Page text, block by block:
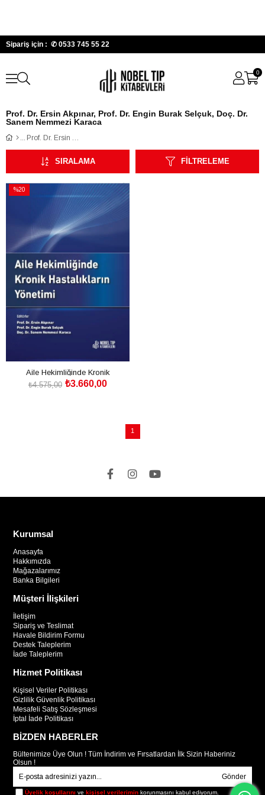
Sipariş için : ✆ 0533 745 55 22
0
Prof. Dr. Ersin Akpınar, Prof. Dr. Engin Burak Selçuk, Doç. Dr.
Sanem Nemmezi Karaca
Prof. Dr. Ersin Akpınar, Prof. Dr. Engin Burak Selçuk, Doç. Dr. Sanem Nemmezi Karaca
FILTRELEME
SIRALAMA
%20
Aile Hekimliğinde Kronik
Hastalıkların Yönetimi
₺3.660,00
₺4.575,00
1
Kurumsal
Anasayfa
Hakkımızda
Mağazalarımız
Banka Bilgileri
Müşteri İlişkileri
İletişim
Sipariş ve Teslimat
Havale Bildirim Formu
Destek Taleplerim
İade Taleplerim
Hizmet Politikası
Kişisel Veriler Politikası
Gizlilik Güvenlik Politikası
Mesafeli Satış Sözleşmesi
İptal İade Politikası
BİZDEN HABERLER
Bültenimize Üye Olun ! Tüm İndirim ve Fırsatlardan İlk Sizin Haberiniz
Olsun !
Gönder
Üyelik koşullarını vekişisel verilerimin korunmasını kabul ediyorum.